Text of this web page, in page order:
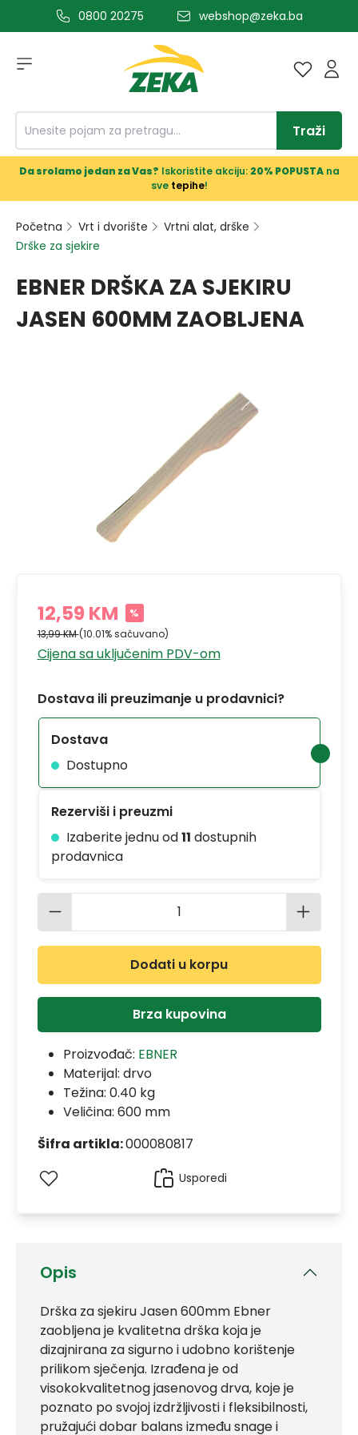
glavni sadržaj0800 20275 webshop@zeka.ba
Traži
Da srolamo jedan za Vas? Iskoristite akciju: 20% POPUSTAna
sve tepihe!
Početna Vrt i dvorište
Vrtni alat, drške
Drške za sjekire
EBNER DRŠKA ZA SJEKIRU
JASEN 600MM ZAOBLJENA
Opis
Drška za sjekiru Jasen 600mm Ebner
zaobljena je kvalitetna drška koja je
dizajnirana za sigurno i udobno korištenje
prilikom sječenja. Izrađena je od
visokokvalitetnog jasenovog drva, koje je
poznato po svojoj izdržljivosti i fleksibilnosti,
pružajući dobar balans između snage i
12,59 KM %
13,99 KM(10.01% sačuvano)
Cijena sa uključenim PDV-om
Dostava ili preuzimanje u prodavnici?
Dostava
Dostupno
Rezerviši i preuzmi
Izaberite jednu od11 dostupnih
prodavnica
Količina proizvoda: Unesite
Dodati u korpu
Brza kupovina
Proizvođač: EBNER
Materijal: drvo
Težina: 0.40 kg
Veličina: 600 mm
Šifra artikla:000080817
Usporedi